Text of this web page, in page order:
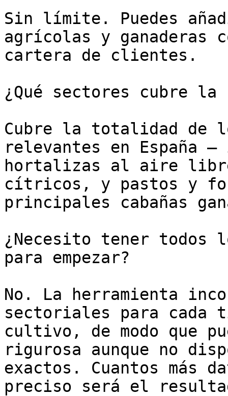
Sin límite. Puedes
agrícolas y ganaderas
cartera de clientes.
¿Qué sectores cubre la
Cubre la totalidad de
relevantes en España
hortalizas al aire
cítricos, y pastos y
principales cabañas
¿Necesito tener todos
para empezar?
No. La herramienta
sectoriales para cada
cultivo, de modo que
rigurosa aunque no
exactos. Cuantos más
preciso será el